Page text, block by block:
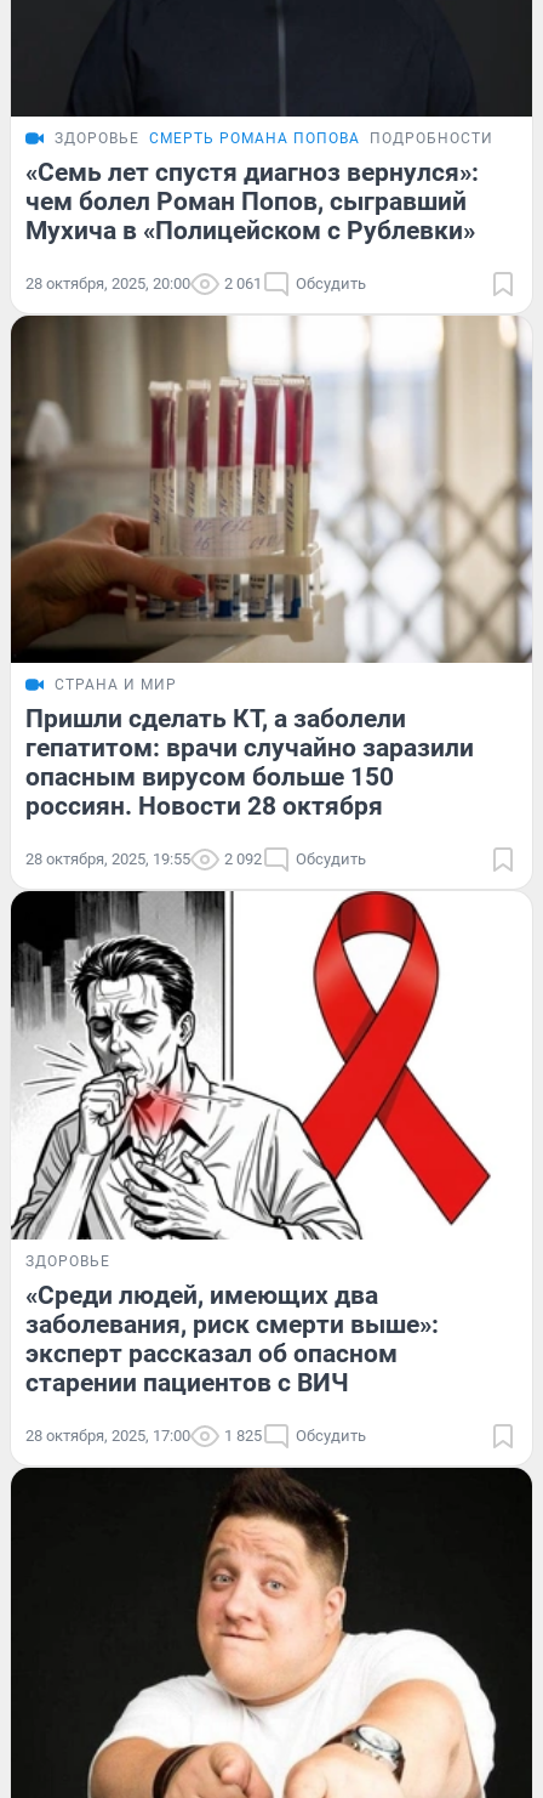
ЗДОРОВЬЕ СМЕРТЬ РОМАНА ПОПОВА ПОДРОБНОСТИ
«Семь лет спустя диагноз вернулся»:
чем болел Роман Попов, сыгравший
Мухича в «Полицейском с Рублевки»
28 октября, 2025, 20:00 2 061 Обсудить
СТРАНА И МИР
Пришли сделать КТ, а заболели
гепатитом: врачи случайно заразили
опасным вирусом больше 150
россиян. Новости 28 октября
28 октября, 2025, 19:55 2 092 Обсудить
ЗДОРОВЬЕ
«Среди людей, имеющих два
заболевания, риск смерти выше»:
эксперт рассказал об опасном
старении пациентов с ВИЧ
28 октября, 2025, 17:00 1 825 Обсудить